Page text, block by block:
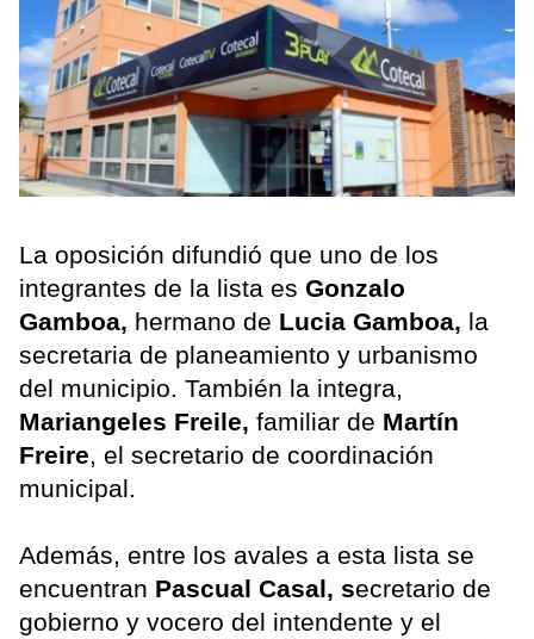
La oposición difundió que uno de los
integrantes de la lista es Gonzalo
Gamboa, hermano de Lucia Gamboa, la
secretaria de planeamiento y urbanismo
del municipio. También la integra,
Mariangeles Freile, familiar de Martín
Freire , el secretario de coordinación
municipal.
Además, entre los avales a esta lista se
encuentran Pascual Casal, secretario de
gobierno y vocero del intendente y el